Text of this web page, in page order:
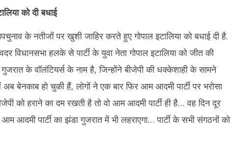
को दी बधाई
के नतीजों पर खुशी जाहिर करते हुए गोपाल इटालिया को बधाई दी है.
विधानसभा हलके से पार्टी के युवा नेता गोपाल इटालिया को जीत की
के वॉलंटियर्स के नाम है, जिन्होंने बीजेपी की धक्केशाही के सामने
बेनकाब हो चुकी हैं, लोगों ने एक बार फिर आम आदमी पार्टी पर भरोसा
को हराने का दम रखती है तो वो आम आदमी पार्टी ही है… वह दिन दूर
आदमी पार्टी का झंडा गुजरात में भी लहराएगा… पार्टी के सभी संगठनों को